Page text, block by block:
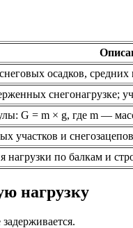
осадков,
снегонагрузке;
G = m × g, где m —
участков и
нагрузки по балкам и
нагрузку